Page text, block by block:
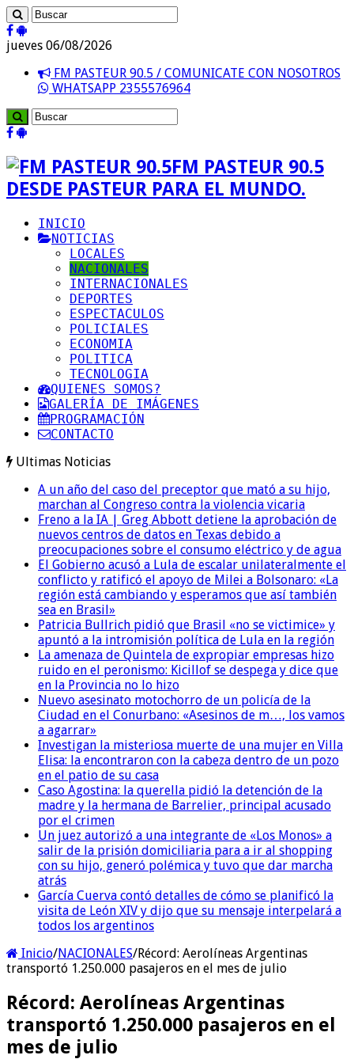
jueves 06/08/2026
FM PASTEUR 90.5 / COMUNICATE CON NOSOTROS
WHATSAPP 2355576964
FM PASTEUR 90.5
DESDE PASTEUR PARA EL MUNDO.
INICIO
NOTICIAS
LOCALES
NACIONALES
INTERNACIONALES
DEPORTES
ESPECTACULOS
POLICIALES
ECONOMIA
POLITICA
TECNOLOGIA
QUIENES SOMOS?
GALERÍA DE IMÁGENES
PROGRAMACIÓN
CONTACTO
Ultimas Noticias
A un año del caso del preceptor que mató a su hijo,
marchan al Congreso contra la violencia vicaria
Freno a la IA | Greg Abbott detiene la aprobación de
nuevos centros de datos en Texas debido a
preocupaciones sobre el consumo eléctrico y de agua
El Gobierno acusó a Lula de escalar unilateralmente el
conflicto y ratificó el apoyo de Milei a Bolsonaro: «La
región está cambiando y esperamos que así también
sea en Brasil»
Patricia Bullrich pidió que Brasil «no se victimice» y
apuntó a la intromisión política de Lula en la región
La amenaza de Quintela de expropiar empresas hizo
ruido en el peronismo: Kicillof se despega y dice que
en la Provincia no lo hizo
Nuevo asesinato motochorro de un policía de la
Ciudad en el Conurbano: «Asesinos de m…, los vamos
a agarrar»
Investigan la misteriosa muerte de una mujer en Villa
Elisa: la encontraron con la cabeza dentro de un pozo
en el patio de su casa
Caso Agostina: la querella pidió la detención de la
madre y la hermana de Barrelier, principal acusado
por el crimen
Un juez autorizó a una integrante de «Los Monos» a
salir de la prisión domiciliaria para a ir al shopping
con su hijo, generó polémica y tuvo que dar marcha
atrás
García Cuerva contó detalles de cómo se planificó la
visita de León XIV y dijo que su mensaje interpelará a
todos los argentinos
Inicio/NACIONALES/Récord: Aerolíneas Argentinas
transportó 1.250.000 pasajeros en el mes de julio
Récord: Aerolíneas Argentinas
transportó 1.250.000 pasajeros en el
mes de julio